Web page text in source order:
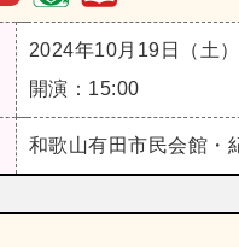
2024年10月19日（土）
開演：15:00
和歌山有田市民会館・